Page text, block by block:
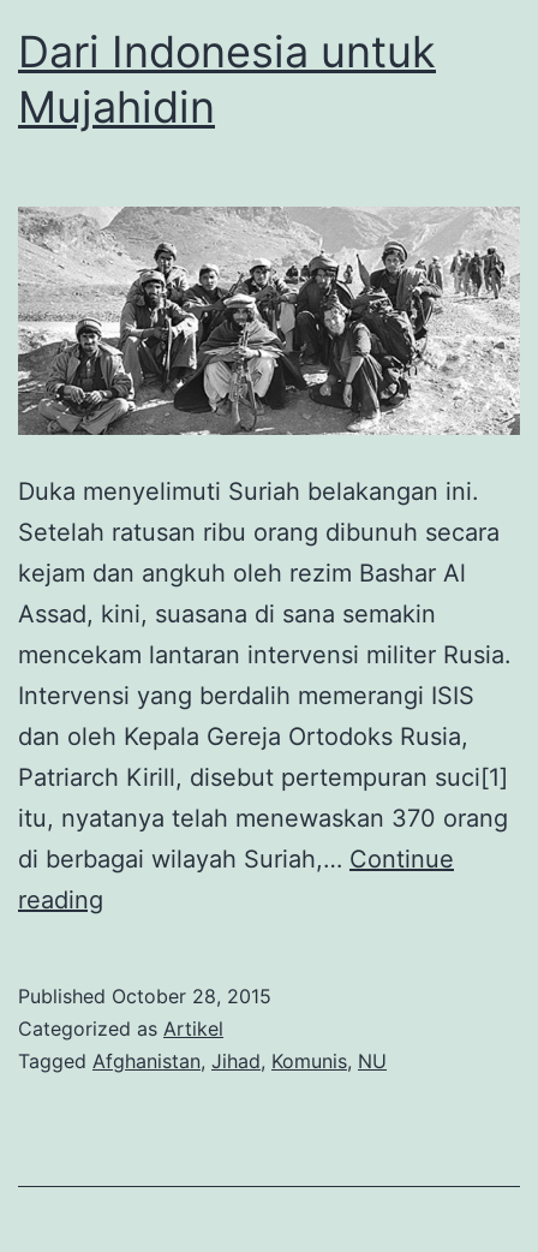
Dari Indonesia untuk
Mujahidin
Duka menyelimuti Suriah belakangan ini.
Setelah ratusan ribu orang dibunuh secara
kejam dan angkuh oleh rezim Bashar Al
Assad, kini, suasana di sana semakin
mencekam lantaran intervensi militer Rusia.
Intervensi yang berdalih memerangi ISIS
dan oleh Kepala Gereja Ortodoks Rusia,
Patriarch Kirill, disebut pertempuran suci[1]
itu, nyatanya telah menewaskan 370 orang
di berbagai wilayah Suriah,… Continue
reading
Mujahidin
Published October 28, 2015
Categorized as Artikel
Tagged Afghanistan, Jihad, Komunis, NU